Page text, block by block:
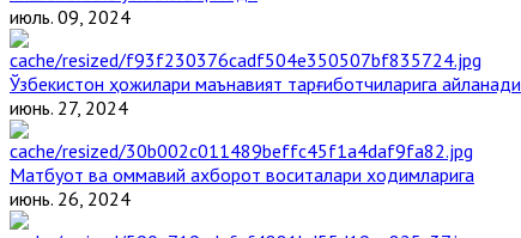
июль. 09, 2024
Ўзбекистон ҳожилари маънавият тарғиботчиларига айланади
июнь. 27, 2024
Матбуот ва оммавий ахборот воситалари ходимларига
июнь. 26, 2024